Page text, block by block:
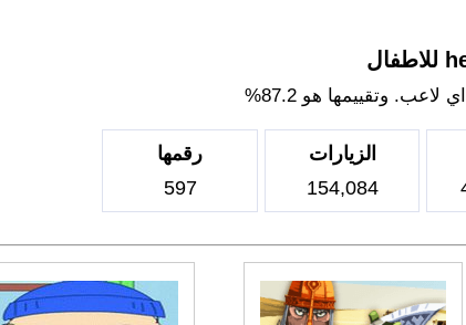
وتقييمها هو 87.2%
الزيارات
154,084
رقمها
597